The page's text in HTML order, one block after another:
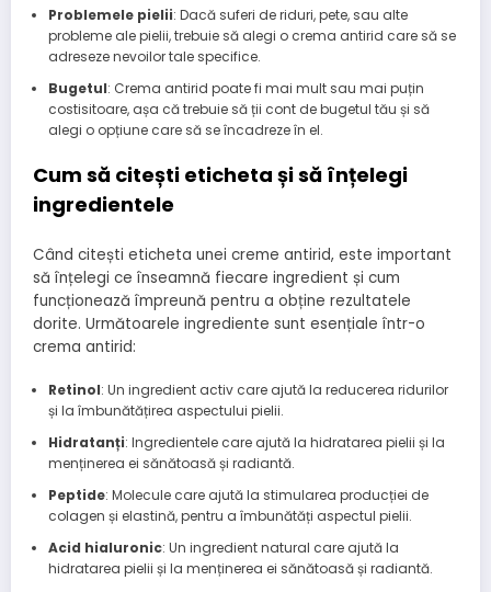
Problemele pielii: Dacă suferi de riduri, pete, sau alte
probleme ale pielii, trebuie să alegi o crema antirid care să se
adreseze nevoilor tale specifice.
Bugetul: Crema antirid poate fi mai mult sau mai puțin
costisitoare, așa că trebuie să ții cont de bugetul tău și să
alegi o opțiune care să se încadreze în el.
Cum să citești eticheta și să înțelegi
ingredientele
Când citești eticheta unei creme antirid, este important
să înțelegi ce înseamnă fiecare ingredient și cum
funcționează împreună pentru a obține rezultatele
dorite. Următoarele ingrediente sunt esențiale într-o
crema antirid:
Retinol: Un ingredient activ care ajută la reducerea ridurilor
și la îmbunătățirea aspectului pielii.
Hidratanți: Ingredientele care ajută la hidratarea pielii și la
menținerea ei sănătoasă și radiantă.
Peptide: Molecule care ajută la stimularea producției de
colagen și elastină, pentru a îmbunătăți aspectul pielii.
Acid hialuronic: Un ingredient natural care ajută la
hidratarea pielii și la menținerea ei sănătoasă și radiantă.